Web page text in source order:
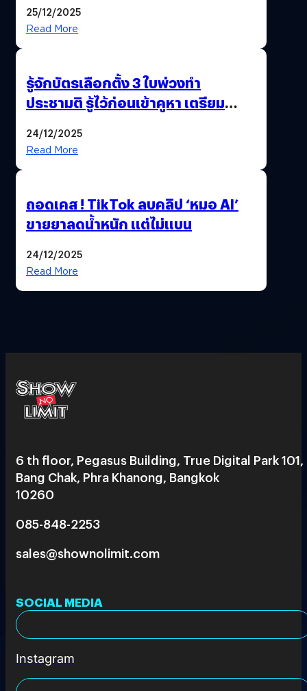
25/12/2025
Read More
รู้จักบัตรเลือกตั้ง 3 ใบพ่วงทำ
ประชามติ รู้ไว้ก่อนเข้าคูหา เตรียม
24/12/2025
Read More
ถอดเคส ! TikTok ลบคลิป ‘หมอ AI’
ขายยาลดน้ำหนัก แต่ไม่แบน
24/12/2025
Read More
6 th floor, Pegasus Building, True Digital Park 101,
Bang Chak, Phra Khanong, Bangkok
10260
085-848-2253
sales@shownolimit.com
SOCIAL MEDIA
Instagram